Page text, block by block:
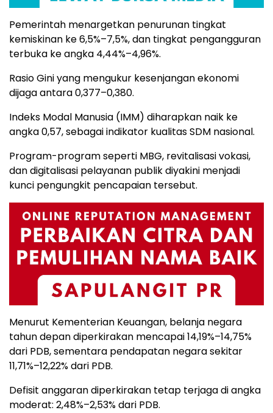
Pemerintah menargetkan penurunan tingkat
kemiskinan ke 6,5%–7,5%, dan tingkat pengangguran
terbuka ke angka 4,44%–4,96%.
Rasio Gini yang mengukur kesenjangan ekonomi
dijaga antara 0,377–0,380.
Indeks Modal Manusia (IMM) diharapkan naik ke
angka 0,57, sebagai indikator kualitas SDM nasional.
Program-program seperti MBG, revitalisasi vokasi,
dan digitalisasi pelayanan publik diyakini menjadi
kunci pengungkit pencapaian tersebut.
Menurut Kementerian Keuangan, belanja negara
tahun depan diperkirakan mencapai 14,19%–14,75%
dari PDB, sementara pendapatan negara sekitar
11,71%–12,22% dari PDB.
Defisit anggaran diperkirakan tetap terjaga di angka
moderat: 2,48%–2,53% dari PDB.